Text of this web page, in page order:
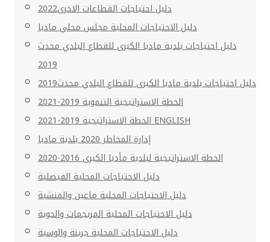
دليل احتياجات القطاعات الاخرى2022
دليل الاحتياجات المحلية مجلس محلي مادبا
دليل احتياجات بلدية مادبا الكبرى للقطاع البلدي محدث
2019
دليل احتياجات بلدية مادبا الكبرى للقطاع البلدي محدث2019
الخطة الاستراتيجية التنموية 2019-2021
الخطة الاستراتيجية 2019-2021 ENGLISH
إدارة المخاطر 2020 بلدية مادبا
الخطة الاستراتيجية لبلدية مأدبا الكبرى 2016-2020
دليل الاحتياجات المحلية الفيصلية
دليل الاحتياجات المحلية ماعين والمنشية
دليل الاحتياجات المحلية المريجمات والحوية
دليل الاحتياجات المحلية جرينة والوسية